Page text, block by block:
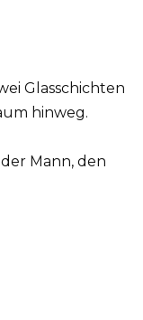
Glasschichten
hinweg.
Mann, den